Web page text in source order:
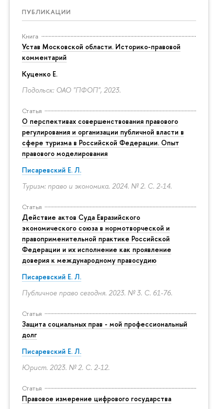
ПУБЛИКАЦИИ
Книга
Устав Московской области. Историко-правовой
комментарий
Куценко Е.
Подольск: ОАО "ПФОП", 2023.
Статья
О перспективах совершенствования правового
регулирования и организации публичной власти в
сфере туризма в Российской Федерации. Опыт
правового моделирования
Писаревский Е. Л.
Туризм: право и экономика. 2024. № 2. С. 2-14.
Статья
Действие актов Суда Евразийского
экономического союза в нормотворческой и
правоприменительной практике Российской
Федерации и их исполнение как проявление
доверия к международному правосудию
Писаревский Е. Л.
Публичное право сегодня. 2023. № 3. С. 61-76.
Статья
Защита социальных прав - мой профессиональный
долг
Писаревский Е. Л.
Юрист. 2023. № 2. С. 2-12.
Статья
Правовое измерение цифрового государства